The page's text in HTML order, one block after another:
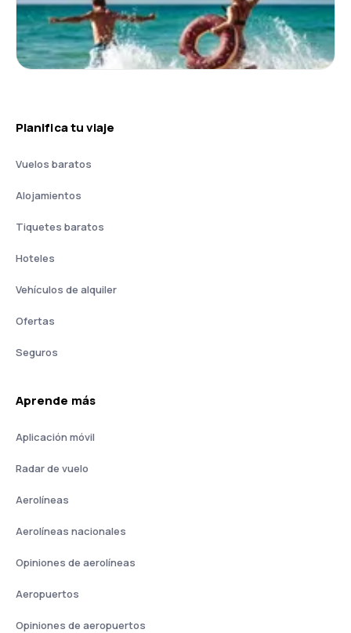
Planifica tu viaje
Vuelos baratos
Alojamientos
Tiquetes baratos
Hoteles
Vehículos de alquiler
Ofertas
Seguros
Aprende más
Aplicación móvil
Radar de vuelo
Aerolíneas
Aerolíneas nacionales
Opiniones de aerolíneas
Aeropuertos
Opiniones de aeropuertos